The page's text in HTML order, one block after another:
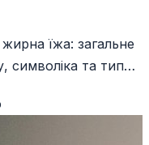
їжа: загальне
та типові